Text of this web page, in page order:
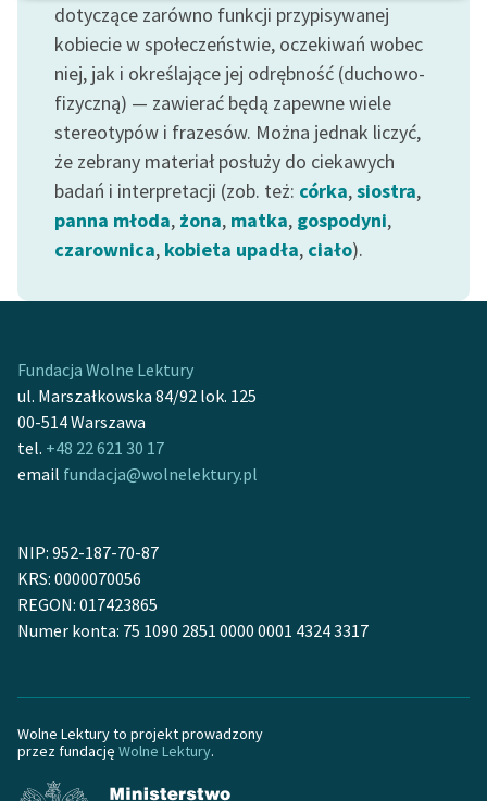
niepełnosprawnościami
E-kolekcja lektur
szkolnych i literatury do
słuchania dla uczennic i
uczniów z
niepełnosprawnościami
Feministyczne inspiracje.
Popularyzacja
skandynawskiej literatury
Kolekcje edukacyjne
twórców przechodzących
do domeny publicznej,
lektur szkolnych oraz
Starego Testamentu
Szkoła Poezji Wolnych
Lektur
O nas
O projekcie
Zespół
dotyczące zarówno funkcji przypisywanej
kobiecie w społeczeństwie, oczekiwań wobec
niej, jak i określające jej odrębność (duchowo-
fizyczną) — zawierać będą zapewne wiele
stereotypów i frazesów. Można jednak liczyć,
że zebrany materiał posłuży do ciekawych
badań i interpretacji (zob. też: córka,siostra,
panna młoda, żona, matka, gospodyni,
czarownica, kobieta upadła, ciało).
Fundacja Wolne Lektury
ul. Marszałkowska 84/92 lok. 125
00-514 Warszawa
tel. +48 22 621 30 17
email fundacja@wolnelektury.pl
NIP: 952-187-70-87
KRS: 0000070056
REGON: 017423865
Numer konta: 75 1090 2851 0000 0001 4324 3317
Wolne Lektury to projekt prowadzony
przez fundację Wolne Lektury.